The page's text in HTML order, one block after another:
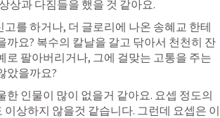
상과 다짐들을 했을 것 같아요.
를 하거나, 더 글로리에 나온 송혜교 한테
까요? 복수의 칼날을 갈고 닦아서 천천히 잔
로 팔아버리거나, 그에 걸맞는 고통을 주는
았을까요?
인물이 많이 없을거 같아요. 요셉 정도의
상하지 않을것 같습니다. 그런데 요셉은 이